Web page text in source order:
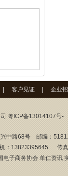
客户见证 企业
粤ICP备13014107号-
兴中路68号 邮编：
：13823395645 传真
电子商务协会 单仁资讯